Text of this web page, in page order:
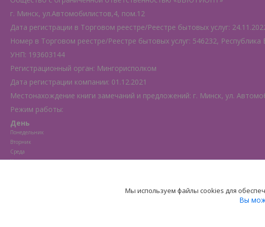
г. Минск, ул.Автомобилистов,4, пом.12
Дата регистрации в Торговом реестре/Реестре бытовых услуг:
Номер в Торговом реестре/Реестре бытовых услуг: 546232, Республика
УНП: 193603144
Регистрационный орган: Мингорисполком
Дата регистрации компании: 01.12.2021
Местонахождение книги замечаний и предложений: г. Минск, ул.
Режим работы:
День
Понедельник
Вторник
Среда
Четверг
Мы используем файлы cookies для
Вы